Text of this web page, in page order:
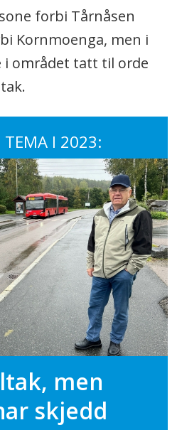
forbi Tårnåsen
Kornmoenga, men i
i området tatt til orde
TEMA I 2023:
men
skjedd